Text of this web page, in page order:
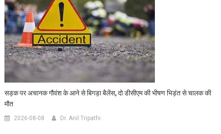
सड़क पर अचानक गौवंश के आने से बिगड़ा बैलेंस, दो डीसीएम की भीषण भिड़ंत से चालक की
मौत
2026-08-08 Dr. Anil Tripathi